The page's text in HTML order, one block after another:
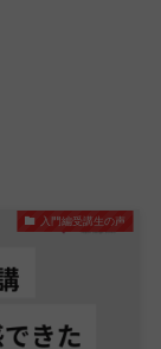
入門編受講生の声